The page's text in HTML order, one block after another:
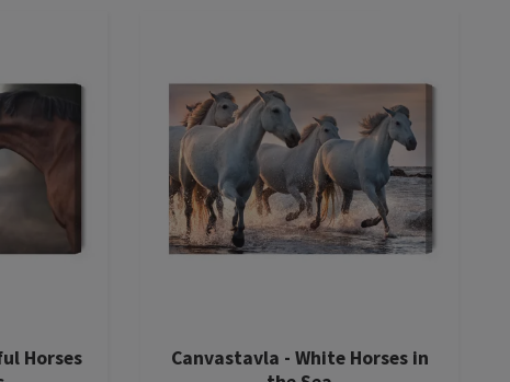
Horses
Canvastavla - White Horses in